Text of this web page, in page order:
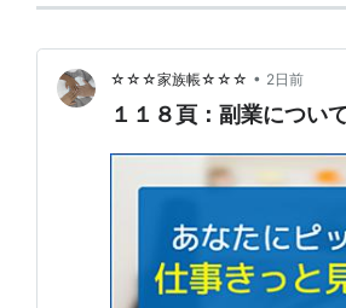
☆☆☆家族帳☆☆☆ • 2日前
１１８頁：副業につい